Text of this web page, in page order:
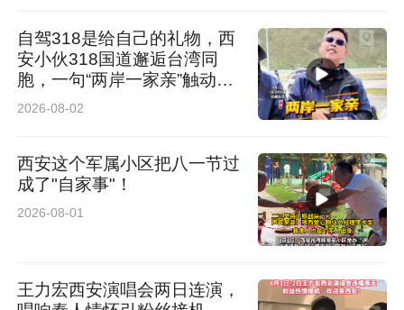
自驾318是给自己的礼物，西
安小伙318国道邂逅台湾同
胞，一句“两岸一家亲”触动人
心
2026-08-02
西安这个军属小区把八一节过
成了"自家事"！
2026-08-01
王力宏西安演唱会两日连演，